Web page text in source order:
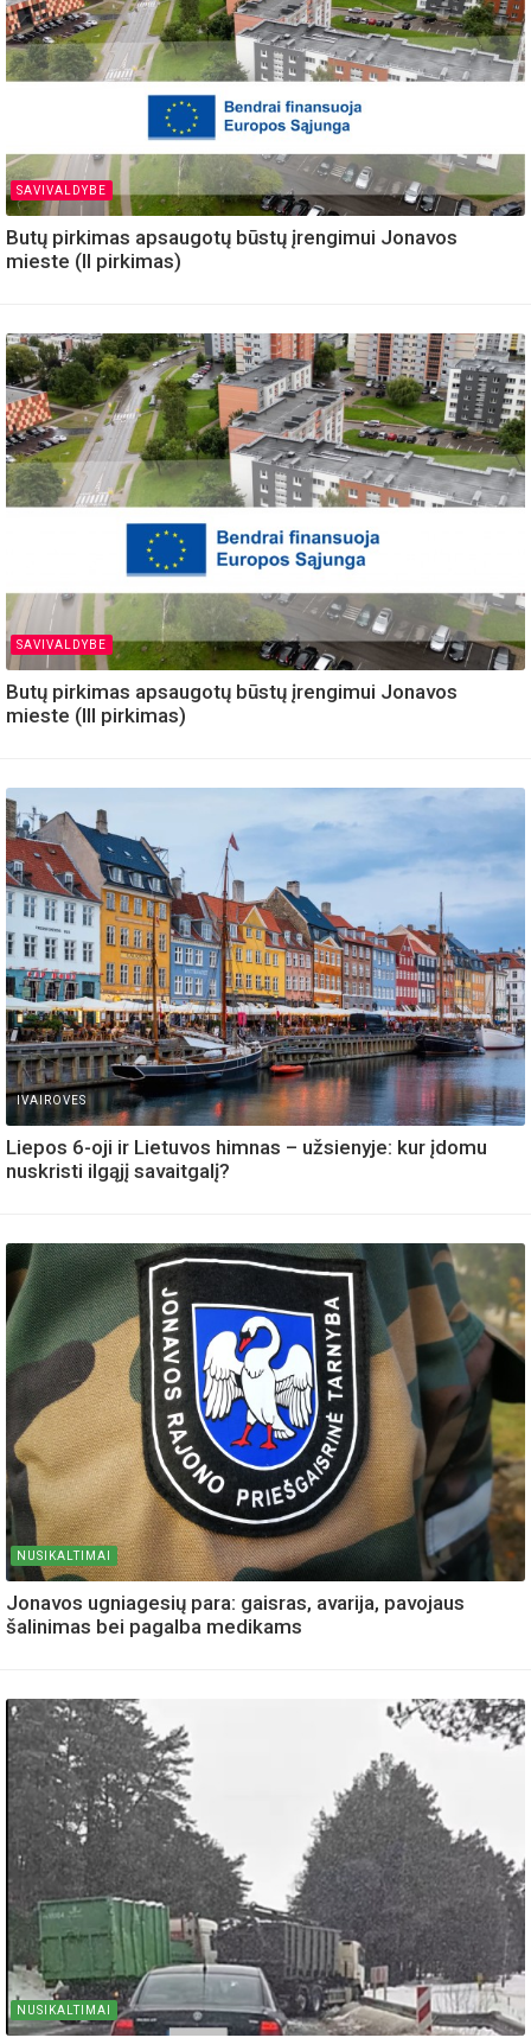
SAVIVALDYBE
Butų pirkimas apsaugotų būstų įrengimui Jonavos
mieste (II pirkimas)
SAVIVALDYBE
Butų pirkimas apsaugotų būstų įrengimui Jonavos
mieste (III pirkimas)
IVAIROVES
Liepos 6-oji ir Lietuvos himnas – užsienyje: kur įdomu
nuskristi ilgąjį savaitgalį?
NUSIKALTIMAI
Jonavos ugniagesių para: gaisras, avarija, pavojaus
šalinimas bei pagalba medikams
NUSIKALTIMAI